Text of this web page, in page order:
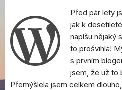
Před pár lety
jak k
napíšu nějaký
to prošvihla!
s prvním
jsem, že už to
Přemýšlela jsem celkem